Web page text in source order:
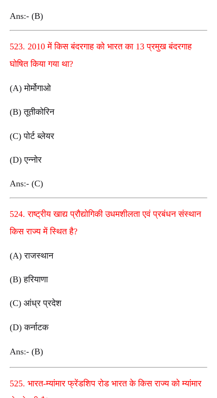
Ans:- (B)
523. 2010 में किस बंदरगाह को भारत का 13 प्रमुख बंदरगाह
घोषित किया गया था?
(A) मोर्मोगाओ
(B) तूतीकोरिन
(C) पोर्ट ब्लेयर
(D) एन्नोर
Ans:- (C)
524. राष्ट्रीय खाद्य प्रौद्योगिकी उधमशीलता एवं प्रबंधन संस्थान
किस राज्य में स्थित है?
(A) राजस्थान
(B) हरियाणा
(C) आंध्र प्रदेश
(D) कर्नाटक
Ans:- (B)
525. भारत-म्यांमार फ्रेंडशिप रोड भारत के किस राज्य को म्यांमार